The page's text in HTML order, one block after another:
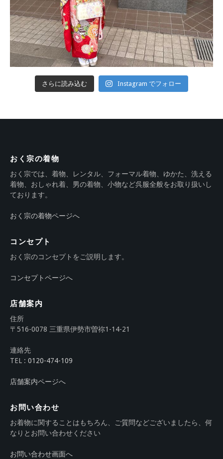
さらに読み込む Instagram でフォロー
おく宗の着物
おく宗では、着物、レンタル、フォーマル着物、ゆかた、洗える
着物、おしゃれ着、男の着物、小物など呉服全般をお取り扱いし
ております。
おく宗の着物ページへ
コンセプト
おく宗のコンセプトをご説明します。
コンセプトページへ
店舗案内
住所
〒516-0078 三重県伊勢市曽祢1-14-21
連絡先
TEL : 0120-474-109
店舗案内ページへ
お問い合わせ
お着物に関することはもちろん、ご質問などございましたら、何
なりとお問い合わせください
お問い合わせ画面へ